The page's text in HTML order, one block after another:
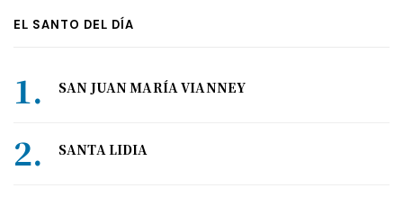
EL SANTO DEL DÍA
SAN JUAN MARÍA VIANNEY
SANTA LIDIA